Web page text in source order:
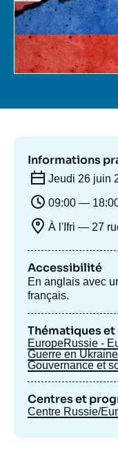
Informations
Jeudi 26 juin
09:00 —
À l'Ifri — 27
Accessibilité
En anglais avec
français.
Thématiques
EuropeRussie -
Guerre en Ukraine
Gouvernance et
Centres et
Centre Russie/